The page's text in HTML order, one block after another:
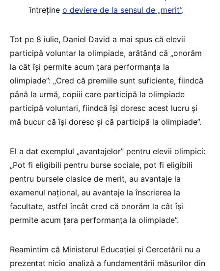
întreține o deviere de la sensul de „merit”.
Tot pe 8 iulie, Daniel David a mai spus că elevii
participă voluntar la olimpiade, arătând că „onorăm
la cât își permite acum țara performanța la
olimpiade”: „Cred că premiile sunt suficiente, fiindcă
până la urmă, copiii care participă la olimpiade
participă voluntari, fiindcă își doresc acest lucru și
mă bucur că își doresc și că participă la olimpiade”.
El a dat exemplul „avantajelor” pentru elevii olimpici:
„Pot fi eligibili pentru burse sociale, pot fi eligibili
pentru bursele clasice de merit, au avantaje la
examenul național, au avantaje la înscrierea la
facultate, astfel încât cred că onorăm la cât își
permite acum țara performanța la olimpiade”.
Reamintim că Ministerul Educației și Cercetării nu a
prezentat nicio analiză a fundamentării măsurilor din